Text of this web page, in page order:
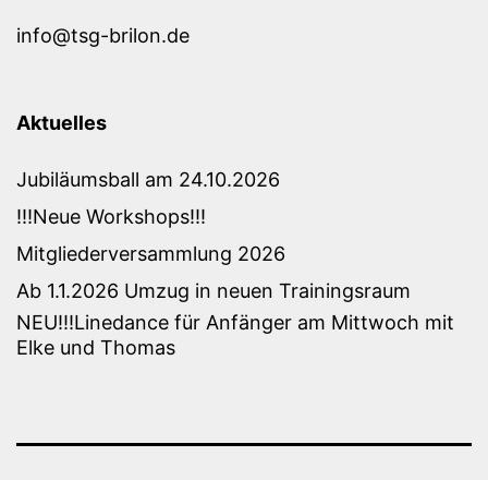
info@tsg-brilon.de
Aktuelles
Jubiläumsball am 24.10.2026
!!!Neue Workshops!!!
Mitgliederversammlung 2026
Ab 1.1.2026 Umzug in neuen Trainingsraum
NEU!!!Linedance für Anfänger am Mittwoch mit
Elke und Thomas